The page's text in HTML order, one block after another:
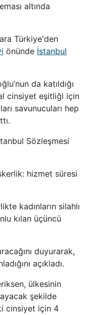
altında
Türkiye'den
önünde İstanbul
da katıldığı
cinsiyet eşitliği için
savunucuları hep
Sözleşmesi
hizmet süresi
kadınların silahlı
kılan üçüncü
duyurarak,
açıkladı.
ülkesinin
şekilde
cinsiyet için 4